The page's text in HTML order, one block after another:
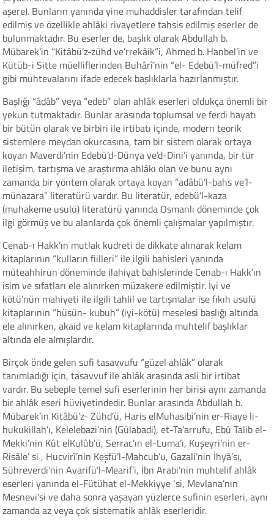
aşere). Bunların yanında yine muhaddisler tarafından telif
edilmiş ve özellikle ahlâki rivayetlere tahsis edilmiş eserler de
bulunmaktadır. Bu eserler de, başlık olarak Abdullah b.
Mübarek’in “Kitâbü’z-zühd ve’rrekâik”i, Ahmed b. Hanbel’in ve
Kütüb-i Sitte müelliflerinden Buhârî’nin “el- Edebü’l-müfred”i
gibi muhtevalarını ifade edecek başlıklarla hazırlanmıştır.
Başlığı “âdâb” veya “edeb” olan ahlâk eserleri oldukça önemli bir
yekun tutmaktadır. Bunlar arasında toplumsal ve ferdi hayatı
bir bütün olarak ve birbiri ile irtibatı içinde, modern teorik
sistemlere meydan okurcasına, tam bir sistem olarak ortaya
koyan Maverdi’nin Edebü’d-Dünya ve’d-Dini’i yanında, bir tür
iletişim, tartışma ve araştırma ahlâkı olan ve bunu aynı
zamanda bir yöntem olarak ortaya koyan “adâbü’l-bahs ve’l-
münazara” literatürü vardır. Bu literatür, edebü’l-kaza
(muhakeme usulü) literatürü yanında Osmanlı döneminde çok
ilgi görmüş ve bu alanlarda çok önemli çalışmalar yapılmıştır.
Cenab-ı Hakk’ın mutlak kudreti de dikkate alınarak kelam
kitaplarının “kulların fiilleri” ile ilgili bahisleri yanında
müteahhirun döneminde ilahiyat bahislerinde Cenab-ı Hakk’ın
isim ve sıfatları ele alınırken müzakere edilmiştir. İyi ve
kötü’nün mahiyeti ile ilgili tahlil ve tartışmalar ise fıkıh usulü
kitaplarının “hüsün- kubuh” (iyi-kötü) meselesi başlığı altında
ele alınırken, akaid ve kelam kitaplarında muhtelif başlıklar
altında ele almışlardır.
Birçok önde gelen sufi tasavvufu “güzel ahlâk” olarak
tanımladığı için, tasavvuf ile ahlâk arasında asli bir irtibat
vardır. Bu sebeple temel sufi eserlerinin her birisi aynı zamanda
bir ahlâk eseri hüviyetindedir. Bunlar arasında Abdullah b.
Mübarek’in Kitâbü’z- Zühd’ü, Haris elMuhasibi’nin er-Riaye li-
hukukillah’ı, Kelelebazi’nin (Gülabadi), et-Ta’arrufu, Ebû Talib el-
Mekki’nin Kût elKulûb’ü, Serrac’ın el-Luma’ı, Kuşeyri’nin er-
Risâle’ si , Hucvirî’nin Keşfü’l-Mahcub’u, Gazali’nin İhyâ’sı,
Sühreverdi’nin Avarifü’l-Mearif’i, İbn Arabi’nin muhtelif ahlâk
eserleri yanında el-Fütühat el-Mekkiyye ‘si, Mevlana’nın
Mesnevi’si ve daha sonra yaşayan yüzlerce sufinin eserleri, aynı
zamanda az veya çok sistematik ahlâk eserleridir.